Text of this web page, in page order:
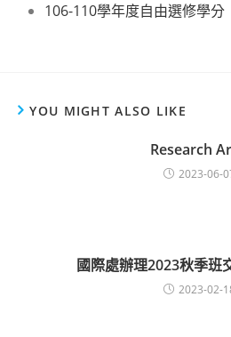
106-110學年度自由選修學分
YOU MIGHT ALSO LIKE
Research
2023-06-
國際處辦理2023秋季班
2023-02-